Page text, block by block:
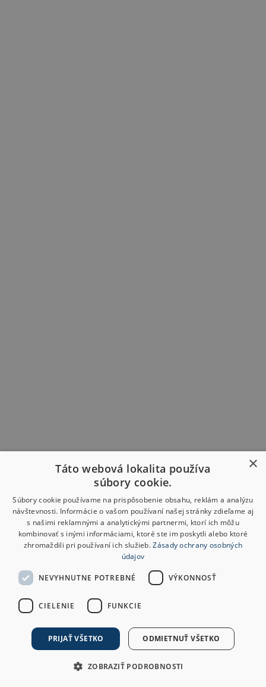
×
Táto webová lokalita používa
súbory cookie.
Súbory cookie používame na prispôsobenie obsahu, reklám a analýzu
návštevnosti. Informácie o vašom používaní našej stránky zdieľame aj
s našimi reklamnými a analytickými partnermi, ktorí ich môžu
kombinovať s inými informáciami, ktoré ste im poskytli alebo ktoré
zhromaždili pri používaní ich služieb.Zásady ochrany osobných
údajov
NEVYHNUTNE POTREBNÉ VÝKONNOSŤ
CIELENIE FUNKCIE
PRIJAŤ VŠETKO ODMIETNUŤ VŠETKO
ZOBRAZIŤ PODROBNOSTI